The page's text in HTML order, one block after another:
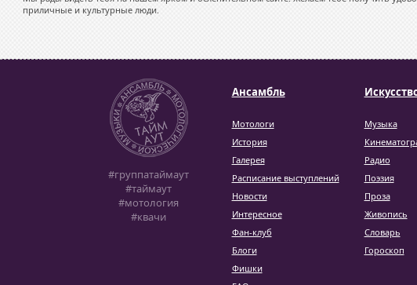
приличные и культурные люди.
#группатаймаут
#таймаут
#мотология
#квачи
Ансамбль
Мотологи
История
Галерея
Расписание выступлений
Новости
Интересное
Фан-клуб
Блоги
Фишки
Музыка
Радио
Поэзия
Проза
Живопись
Словарь
Гороскоп